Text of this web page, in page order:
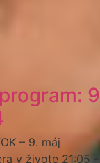
–
v živote 21:05